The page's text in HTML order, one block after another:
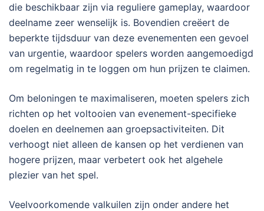
die beschikbaar zijn via reguliere gameplay, waardoor
deelname zeer wenselijk is. Bovendien creëert de
beperkte tijdsduur van deze evenementen een gevoel
van urgentie, waardoor spelers worden aangemoedigd
om regelmatig in te loggen om hun prijzen te claimen.
Om beloningen te maximaliseren, moeten spelers zich
richten op het voltooien van evenement-specifieke
doelen en deelnemen aan groepsactiviteiten. Dit
verhoogt niet alleen de kansen op het verdienen van
hogere prijzen, maar verbetert ook het algehele
plezier van het spel.
Veelvoorkomende valkuilen zijn onder andere het